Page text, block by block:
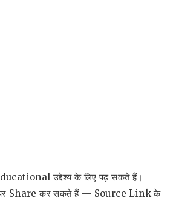
उद्देश्य के लिए पढ़ सकते हैं।
Share कर सकते हैं — Source Link के